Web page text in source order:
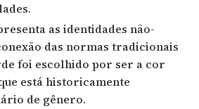
as identidades não-
das normas tradicionais
foi escolhido por ser a cor
está historicamente
de gênero.